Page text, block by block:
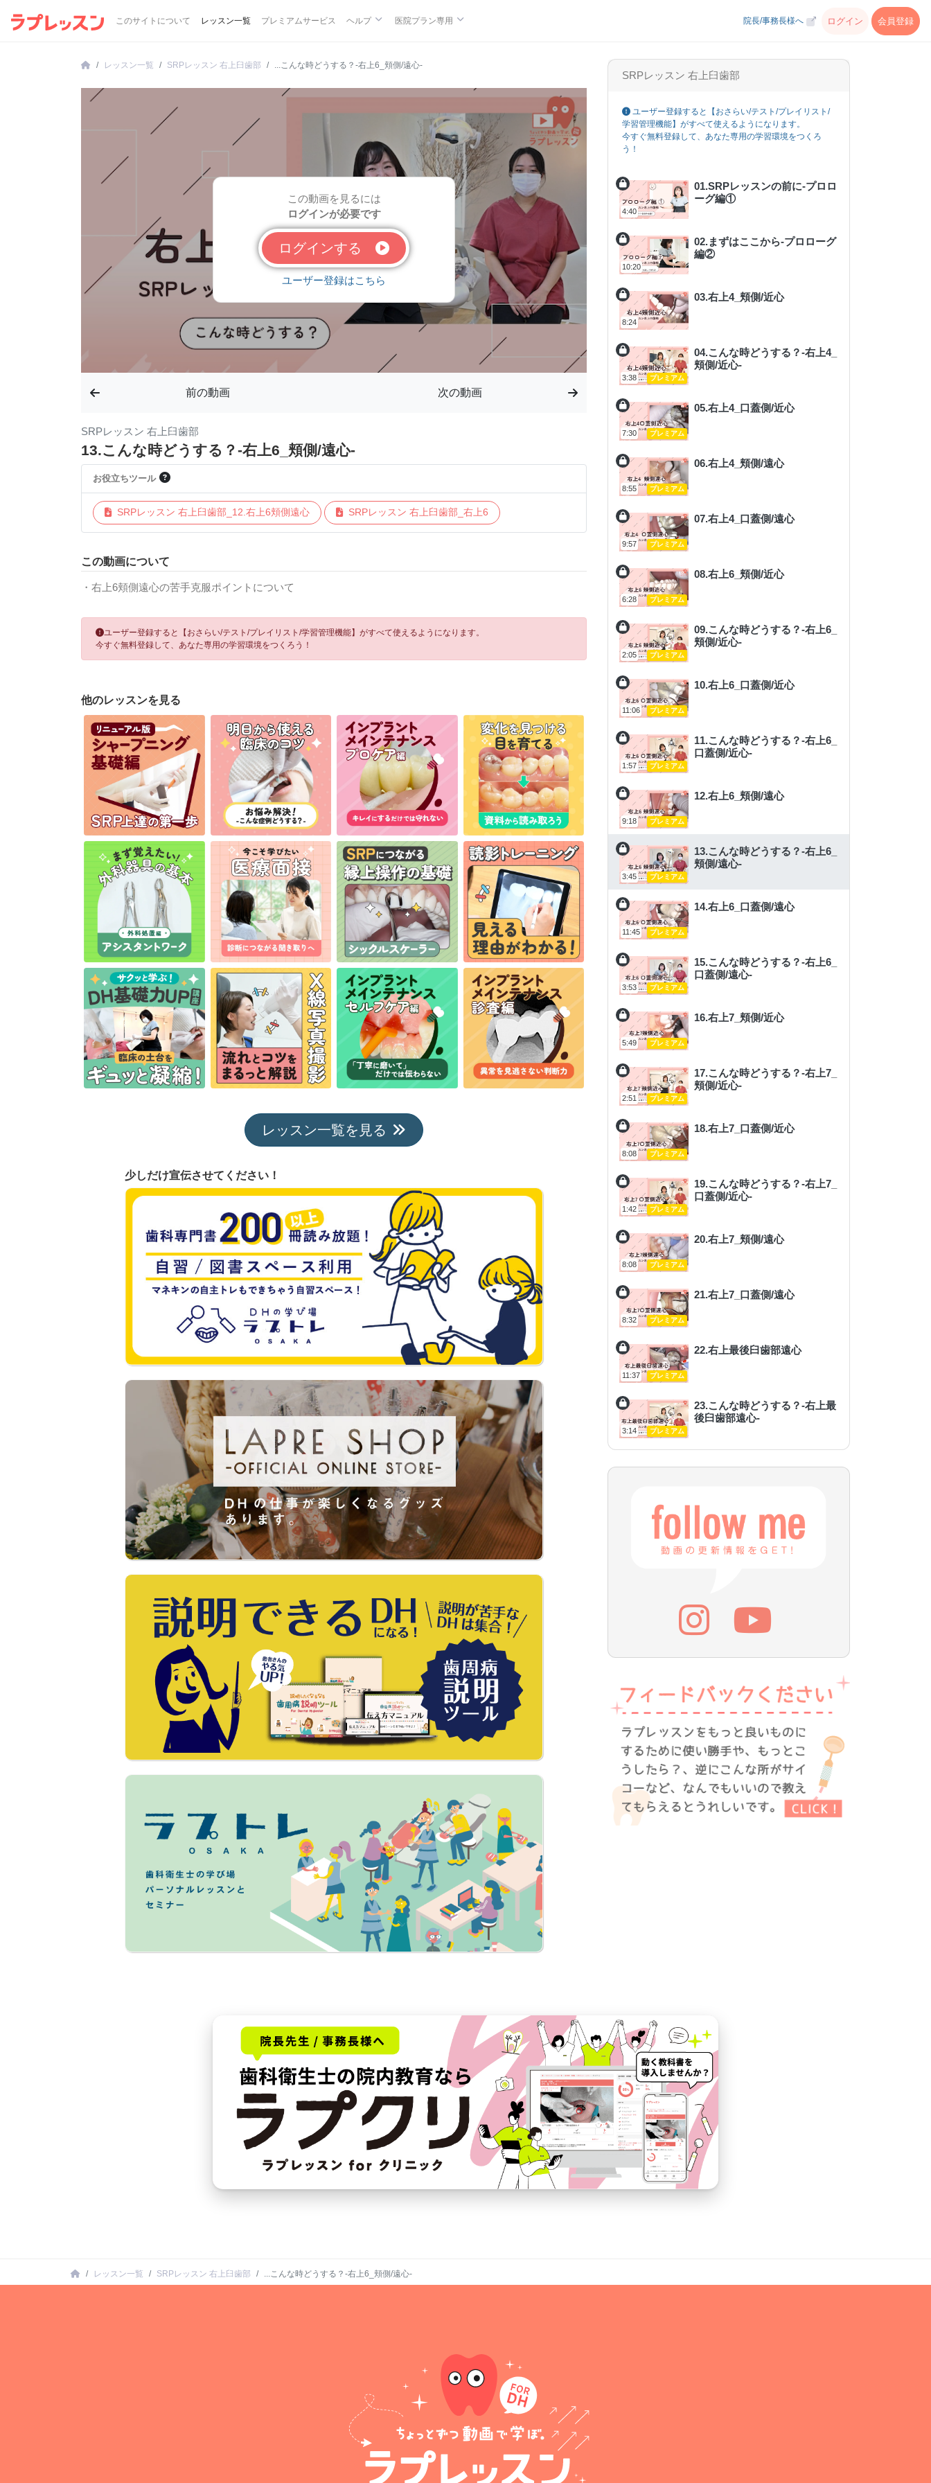
このサイトについて レッスン一覧 プレミアムサービス ヘルプ 医院プラン専用 院長/事務長様へ ログイン 会員登録
レッスン一覧 SRPレッスン 右上臼歯部 ...こんな時どうする？-右上6_頬側/遠心-
この動画を見るには
ログインが必要です
ログインする
ユーザー登録はこちら
前の動画 次の動画
SRPレッスン 右上臼歯部
13.こんな時どうする？-右上6_頬側/遠心-
お役立ちツール
SRPレッスン 右上臼歯部_12.右上6頬側遠心 SRPレッスン 右上臼歯部_右上6
この動画について
・右上6頬側遠心の苦手克服ポイントについて
ユーザー登録すると【おさらい/テスト/プレイリスト/学習管理機能】がすべて使えるようになります。
今すぐ無料登録して、あなた専用の学習環境をつくろう！
他のレッスンを見る
レッスン一覧を見る
少しだけ宣伝させてください！
SRPレッスン 右上臼歯部
ユーザー登録すると【おさらい/テスト/プレイリスト/
学習管理機能】がすべて使えるようになります。
今すぐ無料登録して、あなた専用の学習環境をつくろ
う！
4:40
01.SRPレッスンの前に-プロロ
ーグ編①
10:20
02.まずはここから-プロローグ
編②
8:24
03.右上4_頬側/近心
3:38 プレミアム
04.こんな時どうする？-右上4_
頬側/近心-
7:30 プレミアム
05.右上4_口蓋側/近心
8:55 プレミアム
06.右上4_頬側/遠心
9:57 プレミアム
07.右上4_口蓋側/遠心
6:28 プレミアム
08.右上6_頬側/近心
2:05 プレミアム
09.こんな時どうする？-右上6_
頬側/近心-
11:06 プレミアム
10.右上6_口蓋側/近心
1:57 プレミアム
11.こんな時どうする？-右上6_
口蓋側/近心-
9:18 プレミアム
12.右上6_頬側/遠心
3:45 プレミアム
13.こんな時どうする？-右上6_
頬側/遠心-
11:45 プレミアム
14.右上6_口蓋側/遠心
3:53 プレミアム
15.こんな時どうする？-右上6_
口蓋側/遠心-
5:49 プレミアム
16.右上7_頬側/近心
2:51 プレミアム
17.こんな時どうする？-右上7_
頬側/近心-
8:08 プレミアム
18.右上7_口蓋側/近心
1:42 プレミアム
19.こんな時どうする？-右上7_
口蓋側/近心-
8:08 プレミアム
20.右上7_頬側/遠心
8:32 プレミアム
21.右上7_口蓋側/遠心
11:37 プレミアム
22.右上最後臼歯部遠心
3:14 プレミアム
23.こんな時どうする？-右上最
後臼歯部遠心-
レッスン一覧 SRPレッスン 右上臼歯部 ...こんな時どうする？-右上6_頬側/遠心-